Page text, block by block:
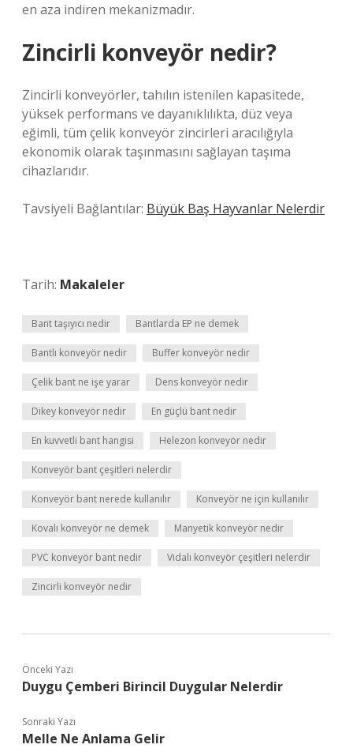
en aza indiren mekanizmadır.
Zincirli konveyör nedir?
Zincirli konveyörler, tahılın istenilen kapasitede,
yüksek performans ve dayanıklılıkta, düz veya
eğimli, tüm çelik konveyör zincirleri aracılığıyla
ekonomik olarak taşınmasını sağlayan taşıma
cihazlarıdır.
Tavsiyeli Bağlantılar: Büyük Baş Hayvanlar Nelerdir
Tarih: Makaleler
Bant taşıyıcı nedir Bantlarda EP ne demek
Bantlı konveyör nedir Buffer konveyör nedir
Çelik bant ne işe yarar Dens konveyör nedir
Dikey konveyör nedir En güçlü bant nedir
En kuvvetli bant hangisi Helezon konveyör nedir
Konveyör bant çeşitleri nelerdir
Konveyör bant nerede kullanılır Konveyör ne için kullanılır
Kovalı konveyör ne demek Manyetik konveyör nedir
PVC konveyör bant nedir Vidalı konveyör çeşitleri nelerdir
Zincirli konveyör nedir
Önceki Yazı
Duygu Çemberi Birincil Duygular Nelerdir
Sonraki Yazı
Melle Ne Anlama Gelir